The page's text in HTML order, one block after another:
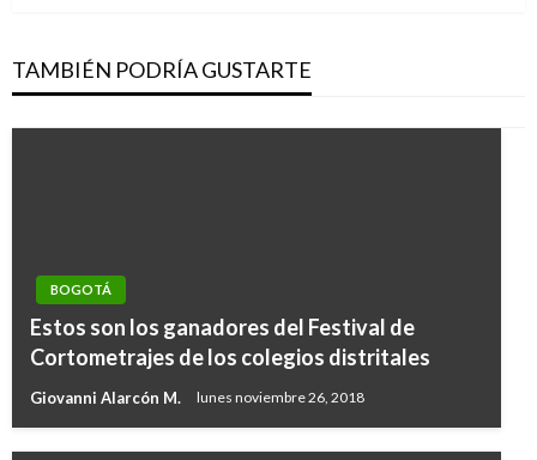
TAMBIÉN PODRÍA GUSTARTE
BOGOTÁ
Estos son los ganadores del Festival de
Cortometrajes de los colegios distritales
Giovanni Alarcón M. lunes noviembre 26, 2018